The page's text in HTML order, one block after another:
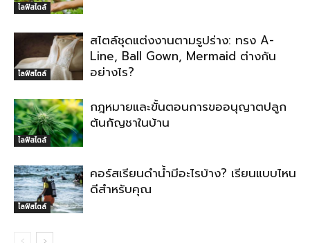
ไลฟ์สไตล์
ไลฟ์สไตล์
สไตล์ชุดแต่งงานตามรูปร่าง: ทรง A-
Line, Ball Gown, Mermaid ต่างกัน
อย่างไร?
ไลฟ์สไตล์
กฎหมายและขั้นตอนการขออนุญาตปลูก
ต้นกัญชาในบ้าน
ไลฟ์สไตล์
คอร์สเรียนดำน้ำมีอะไรบ้าง? เรียนแบบไหน
ดีสำหรับคุณ